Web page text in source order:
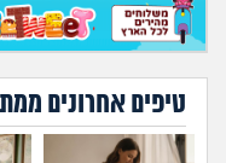
טיפים אחרונים